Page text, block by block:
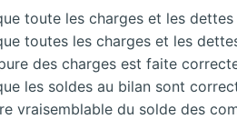
toute les charges et les
toutes les charges et les
des charges est faite
les soldes au bilan sont
vraisemblable du solde des